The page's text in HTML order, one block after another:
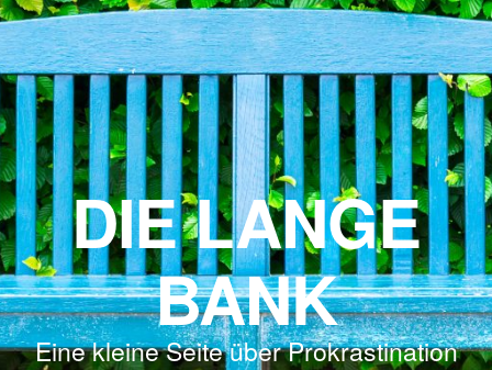
DIE LANGE
BANK
Eine kleine Seite über Prokrastination